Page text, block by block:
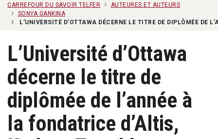
CARREFOUR DU SAVOIR TELFER
AUTEURES ET AUTEURS
SONYA GANKINA
L’UNIVERSITÉ D’OTTAWA DÉCERNE LE TITRE DE DIPLÔMÉE DE
L’Université d’Ottawa
décerne le titre de
diplômée de l’année à
la fondatrice d’Altis,